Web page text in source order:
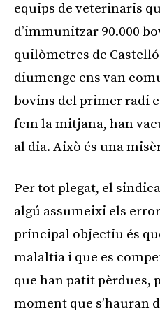
equips de veterinaris
d’immunitzar 90.000
quilòmetres de
diumenge ens van
bovins del primer radi
fem la mitjana, han
al dia. Això és una
Per tot plegat, el
algú assumeixi els
principal objectiu és
malaltia i que es
que han patit pèrdues,
moment que s’hauran